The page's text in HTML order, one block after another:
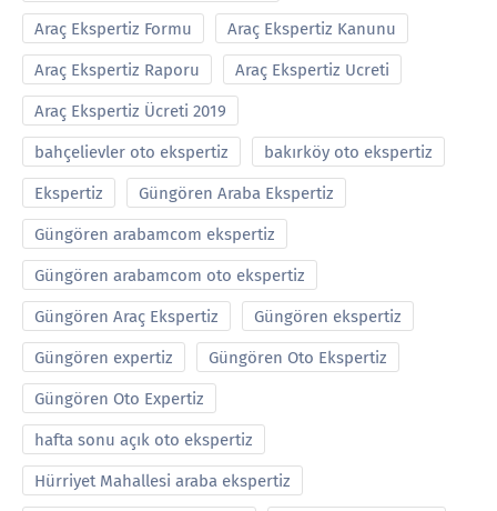
Araç Ekspertiz Formu Araç Ekspertiz Kanunu
Araç Ekspertiz Raporu Araç Ekspertiz Ucreti
Araç Ekspertiz Ücreti 2019
bahçelievler oto ekspertiz bakırköy oto ekspertiz
Ekspertiz Güngören Araba Ekspertiz
Güngören arabamcom ekspertiz
Güngören arabamcom oto ekspertiz
Güngören Araç Ekspertiz Güngören ekspertiz
Güngören expertiz Güngören Oto Ekspertiz
Güngören Oto Expertiz
hafta sonu açık oto ekspertiz
Hürriyet Mahallesi araba ekspertiz